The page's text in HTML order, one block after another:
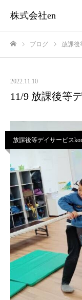
株式会社en
ブログ 放課後
2022.11.10
11/9 放課後等
放課後等デイサービス